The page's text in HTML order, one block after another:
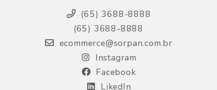
(65) 3688-8888
(65) 3688-8888
ecommerce@sorpan.com.br
Instagram
Facebook
LikedIn